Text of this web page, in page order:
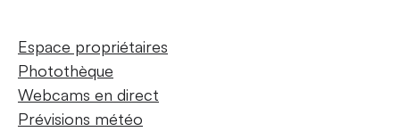
Espace propriétaires
Photothèque
Webcams en direct
Prévisions météo